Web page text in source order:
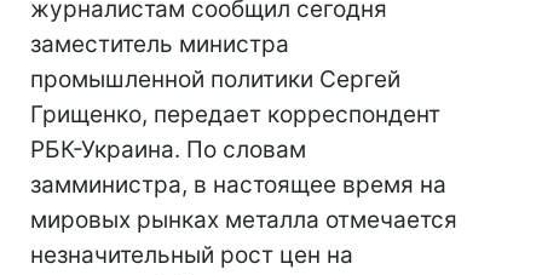
журналистам сообщил сегодня
заместитель министра
промышленной политики Сергей
Грищенко, передает корреспондент
РБК-Украина. По словам
замминистра, в настоящее время на
мировых рынках металла отмечается
незначительный рост цен на